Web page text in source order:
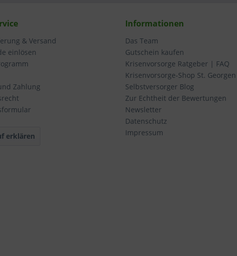
& Versand
einlösen
Zahlung
erklären
Informationen
Das Team
Gutschein kaufen
Krisenvorsorge Ratgeber | FAQ
Krisenvorsorge-Shop St.
Selbstversorger Blog
Zur Echtheit der Bewertungen
Newsletter
Datenschutz
Impressum